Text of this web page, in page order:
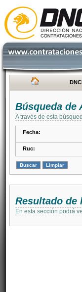
Búsqueda de
A través de esta
Fecha:
Ruc:
Resultado de
En esta sección podrá